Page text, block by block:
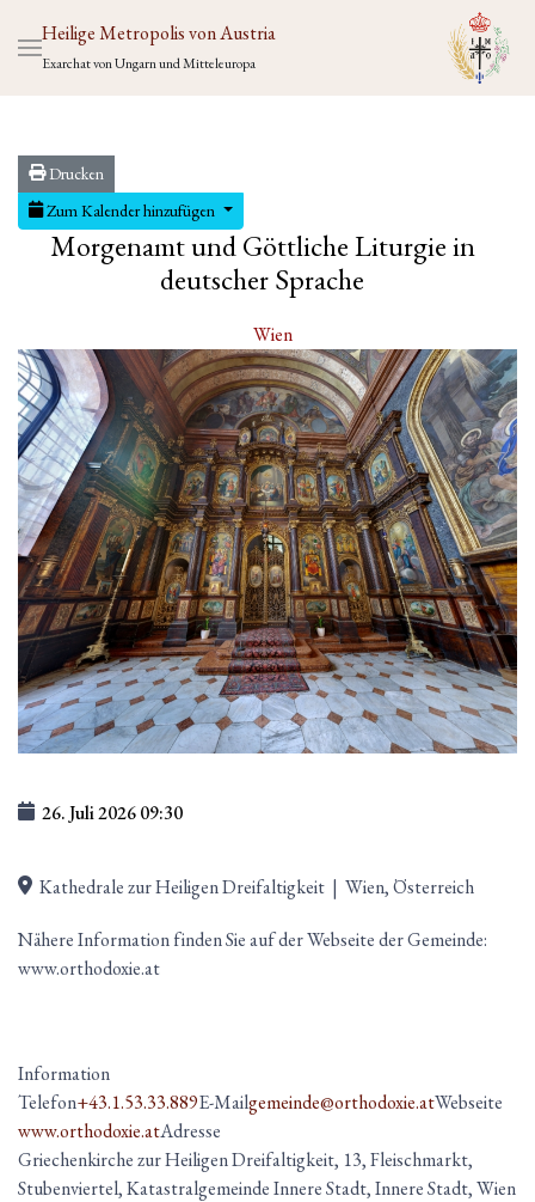
Heilige Metropolis von Austria
Exarchat von Ungarn und Mitteleuropa
Drucken
Zum Kalender hinzufügen
Morgenamt und Göttliche Liturgie in
deutscher Sprache
Wien
26. Juli 202609:30
Kathedrale zur Heiligen Dreifaltigkeit | Wien, Österreich
Nähere Information finden Sie auf der Webseite der Gemeinde:
www.orthodoxie.at
Information
Telefon+43.1.53.33.889E-Mailgemeinde@orthodoxie.atWebseite
www.orthodoxie.atAdresse
Griechenkirche zur Heiligen Dreifaltigkeit, 13, Fleischmarkt,
Stubenviertel, Katastralgemeinde Innere Stadt, Innere Stadt, Wien